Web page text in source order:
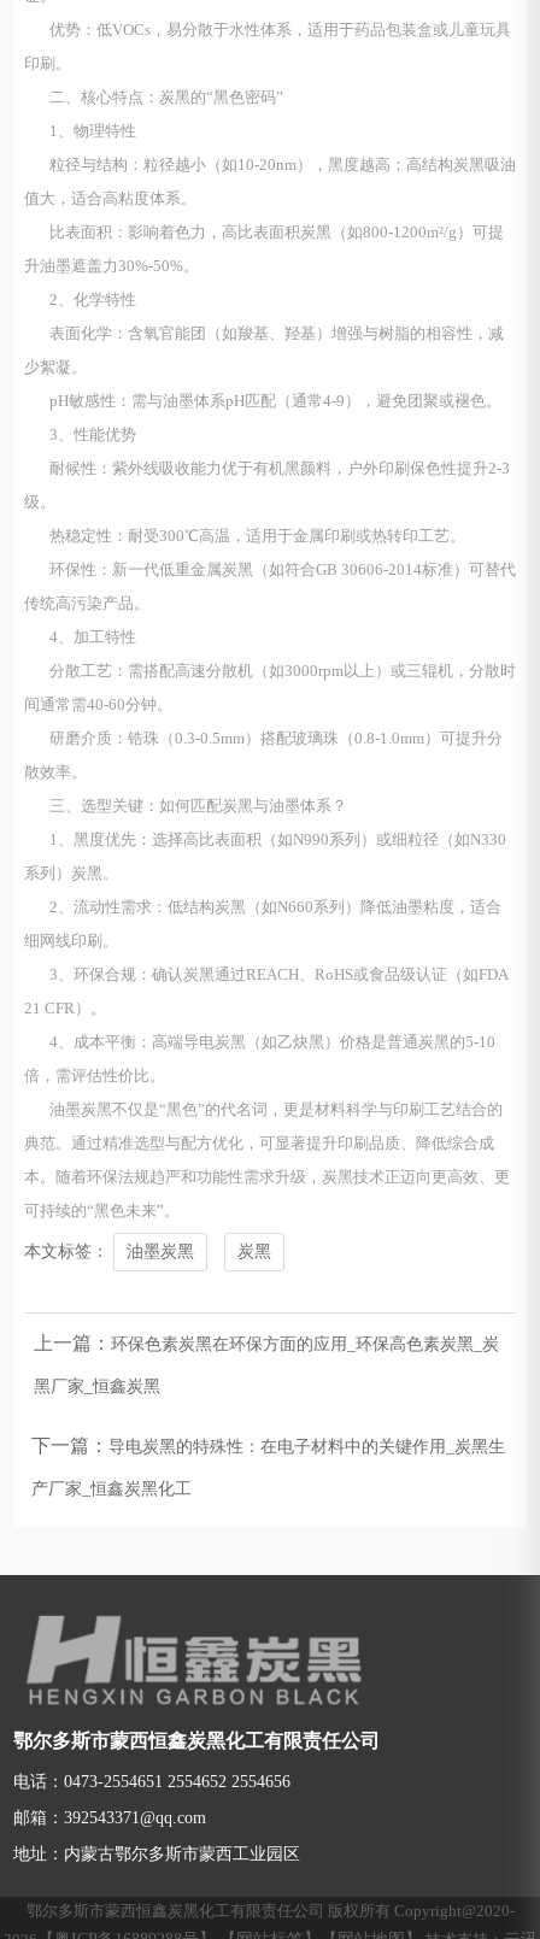
优势：低VOCs，易分散于水性体系，适用于药品包装盒或儿童玩具
印刷。
二、核心特点：炭黑的“黑色密码”
1、物理特性
粒径与结构：粒径越小（如10-20nm），黑度越高；高结构炭黑吸油
值大，适合高粘度体系。
比表面积：影响着色力，高比表面积炭黑（如800-1200m²/g）可提
升油墨遮盖力30%-50%。
2、化学特性
表面化学：含氧官能团（如羧基、羟基）增强与树脂的相容性，减
少絮凝。
pH敏感性：需与油墨体系pH匹配（通常4-9），避免团聚或褪色。
3、性能优势
耐候性：紫外线吸收能力优于有机黑颜料，户外印刷保色性提升2-3
级。
热稳定性：耐受300℃高温，适用于金属印刷或热转印工艺。
环保性：新一代低重金属炭黑（如符合GB 30606-2014标准）可替代
传统高污染产品。
4、加工特性
分散工艺：需搭配高速分散机（如3000rpm以上）或三辊机，分散时
间通常需40-60分钟。
研磨介质：锆珠（0.3-0.5mm）搭配玻璃珠（0.8-1.0mm）可提升分
散效率。
三、选型关键：如何匹配炭黑与油墨体系？
1、黑度优先：选择高比表面积（如N990系列）或细粒径（如N330
系列）炭黑。
2、流动性需求：低结构炭黑（如N660系列）降低油墨粘度，适合
细网线印刷。
3、环保合规：确认炭黑通过REACH、RoHS或食品级认证（如FDA
21 CFR）。
4、成本平衡：高端导电炭黑（如乙炔黑）价格是普通炭黑的5-10
倍，需评估性价比。
油墨炭黑不仅是“黑色”的代名词，更是材料科学与印刷工艺结合的
典范。通过精准选型与配方优化，可显著提升印刷品质、降低综合成
本。随着环保法规趋严和功能性需求升级，炭黑技术正迈向更高效、更
可持续的“黑色未来”。
本文标签： 油墨炭黑 炭黑
上一篇： 环保色素炭黑在环保方面的应用_环保高色素炭黑_炭
黑厂家_恒鑫炭黑
下一篇： 导电炭黑的特殊性：在电子材料中的关键作用_炭黑生
产厂家_恒鑫炭黑化工
鄂尔多斯市蒙西恒鑫炭黑化工有限责任公司
电话：0473-2554651 2554652 2554656
邮箱：392543371@qq.com
地址：内蒙古鄂尔多斯市蒙西工业园区
鄂尔多斯市蒙西恒鑫炭黑化工有限责任公司 版权所有 Copyright@2020-